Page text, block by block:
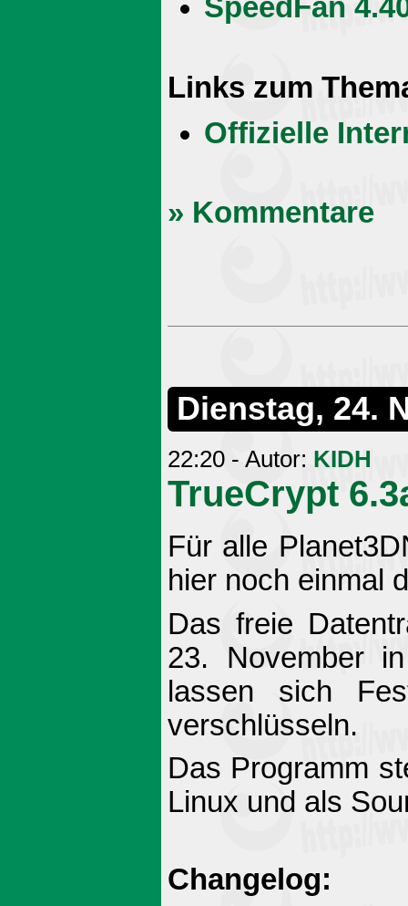
SpeedFan
Links zum
Offizielle
» Kommentare
Dienstag, 24.
22:20 - Autor: KIDH
TrueCrypt
Für alle
hier noch einmal
Das freie
23. November
lassen sich
verschlüsseln.
Das Programm
Linux und als
Changelog: